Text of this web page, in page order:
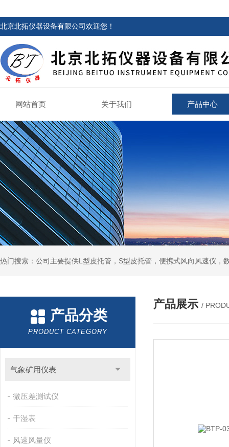
北京北拓仪器设备有限公司欢迎您！
网站首页 关于我们 产品中心
产品分类
PRODUCT CATEGORY
气象矿用仪表
微压差测试仪
干湿表
风速风量仪
产品展示 /